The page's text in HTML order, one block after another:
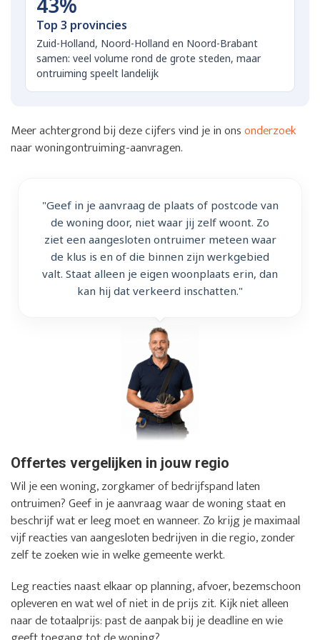
Top 3 provincies
Zuid-Holland, Noord-Holland en Noord-Brabant
samen: veel volume rond de grote steden, maar
ontruiming speelt landelijk
Meer achtergrond bij deze cijfers vind je in onsonderzoek
naar woningontruiming-aanvragen.
"Geef in je aanvraag de plaats of postcode van
de woning door, niet waar jij zelf woont. Zo
ziet een aangesloten ontruimer meteen waar
de klus is en of die binnen zijn werkgebied
valt. Staat alleen je eigen woonplaats erin, dan
kan hij dat verkeerd inschatten."
Offertes vergelijken in jouw regio
Wil je een woning, zorgkamer of bedrijfspand laten
ontruimen? Geef in je aanvraag waar de woning staat en
beschrijf wat er leeg moet en wanneer. Zo krijg je maximaal
vijf reacties van aangesloten bedrijven in die regio, zonder
zelf te zoeken wie in welke gemeente werkt.
Leg reacties naast elkaar op planning, afvoer, bezemschoon
opleveren en wat wel of niet in de prijs zit. Kijk niet alleen
naar de totaalprijs: past de aanpak bij je deadline en wie